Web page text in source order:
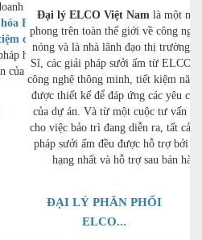
các giải
Elco
, cáp,
cận Elco
hệ thống
của Đức.
Đại lý ELCO Việt Nam là một
phong trên toàn thế giới về công
nóng và là nhà lãnh đạo thị trường
Sĩ, các giải pháp sưởi ấm từ ELCO
công nghệ thông minh, tiết kiệm
được thiết kế để đáp ứng các yêu
của dự án. Và từ một cuộc tư vấn
cho việc bảo trì đang diễn ra, tất cả
pháp sưởi ấm đều được hỗ trợ bởi
hạng nhất và hỗ trợ sau bán
ĐẠI LÝ PHÂN PHỐI
ELCO...